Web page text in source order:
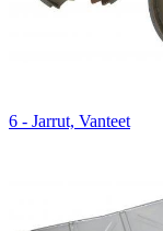
6 - Jarrut, Vanteet